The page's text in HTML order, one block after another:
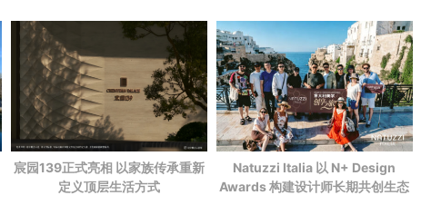
宸园139正式亮相 以家族传承重新
定义顶层生活方式
Natuzzi Italia 以 N+ Design
Awards 构建设计师长期共创生态